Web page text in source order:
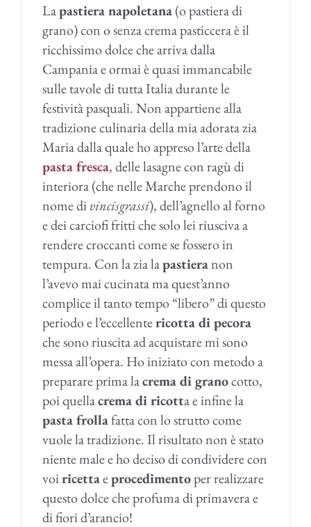
Lapastiera napoletana(o pastiera di
grano) con o senza crema pasticcera è il
ricchissimo dolce che arriva dalla
Campania e ormai è quasi immancabile
sulle tavole di tutta Italia durante le
festività pasquali. Non appartiene alla
tradizione culinaria della mia adorata zia
Maria dalla quale ho appreso l’arte della
pasta fresca, delle lasagne con ragù di
interiora (che nelle Marche prendono il
nome divincisgrassi), dell’agnello al forno
e dei carciofi fritti che solo lei riusciva a
rendere croccanti come se fossero in
tempura. Con la zia lapastieranon
l’avevo mai cucinata ma quest’anno
complice il tanto tempo “libero” di questo
periodo e l’eccellentericotta di pecora
che sono riuscita ad acquistare mi sono
messa all’opera. Ho iniziato con metodo a
preparare prima lacrema di granocotto,
poi quellacrema di ricotta e infine la
pasta frollafatta con lo strutto come
vuole la tradizione. Il risultato non è stato
niente male e ho deciso di condividere con
voiricettaeprocedimentoper realizzare
questo dolce che profuma di primavera e
di fiori d’arancio!